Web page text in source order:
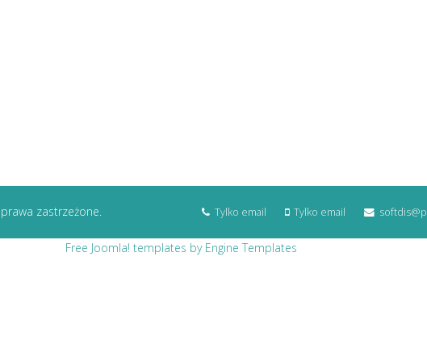
Tylko email Tylko email
zastrzeżone.
Free Joomla! templates by Engine Templates